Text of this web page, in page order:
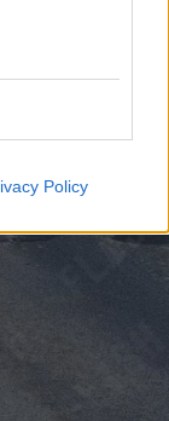
Policy